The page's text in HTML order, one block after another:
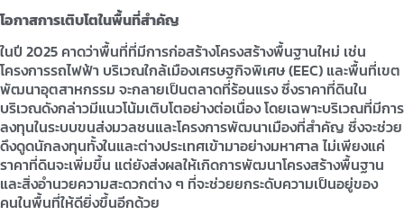
โอกาสการเติบโตในพื้นที่สำคัญ
ในปี 2025 คาดว่าพื้นที่ที่มีการก่อสร้างโครงสร้างพื้นฐานใหม่ เช่น
โครงการรถไฟฟ้า บริเวณใกล้เมืองเศรษฐกิจพิเศษ (EEC) และพื้นที่เขต
พัฒนาอุตสาหกรรม จะกลายเป็นตลาดที่ร้อนแรง ซึ่งราคาที่ดินใน
บริเวณดังกล่าวมีแนวโน้มเติบโตอย่างต่อเนื่อง โดยเฉพาะบริเวณที่มีการ
ลงทุนในระบบขนส่งมวลชนและโครงการพัฒนาเมืองที่สำคัญ ซึ่งจะช่วย
ดึงดูดนักลงทุนทั้งในและต่างประเทศเข้ามาอย่างมหาศาล ไม่เพียงแค่
ราคาที่ดินจะเพิ่มขึ้น แต่ยังส่งผลให้เกิดการพัฒนาโครงสร้างพื้นฐาน
และสิ่งอำนวยความสะดวกต่าง ๆ ที่จะช่วยยกระดับความเป็นอยู่ของ
คนในพื้นที่ให้ดียิ่งขึ้นอีกด้วย